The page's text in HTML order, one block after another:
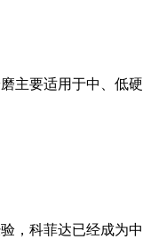
主要适用于中、低
，科菲达已经成